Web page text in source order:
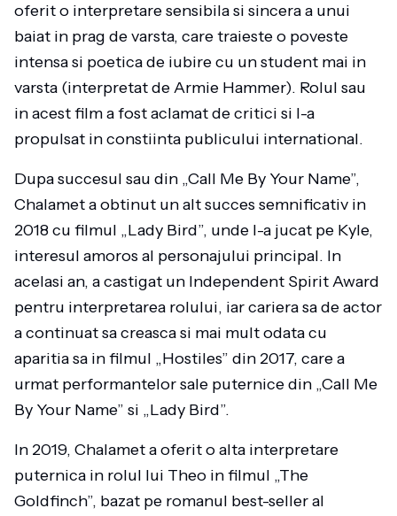
oferit o interpretare sensibila si sincera a unui
baiat in prag de varsta, care traieste o poveste
intensa si poetica de iubire cu un student mai in
varsta (interpretat de Armie Hammer). Rolul sau
in acest film a fost aclamat de critici si l-a
propulsat in constiinta publicului international.
Dupa succesul sau din „Call Me By Your Name”,
Chalamet a obtinut un alt succes semnificativ in
2018 cu filmul „Lady Bird”, unde l-a jucat pe Kyle,
interesul amoros al personajului principal. In
acelasi an, a castigat un Independent Spirit Award
pentru interpretarea rolului, iar cariera sa de actor
a continuat sa creasca si mai mult odata cu
aparitia sa in filmul „Hostiles” din 2017, care a
urmat performantelor sale puternice din „Call Me
By Your Name” si „Lady Bird”.
In 2019, Chalamet a oferit o alta interpretare
puternica in rolul lui Theo in filmul „The
Goldfinch”, bazat pe romanul best-seller al